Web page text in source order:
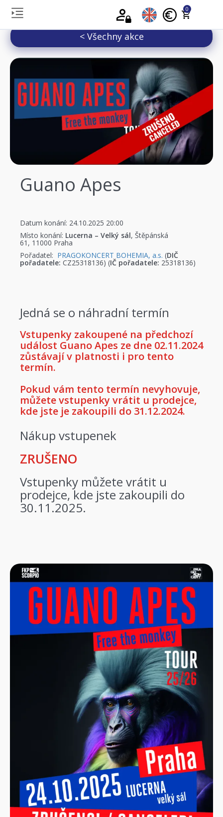
0
< Všechny akce
Guano Apes
Datum konání: 24.10.2025 20:00
Místo konání: Lucerna – Velký sál, Štěpánská
61, 11000 Praha
Pořadatel: PRAGOKONCERT BOHEMIA, a.s. (DIČ
pořadatele: CZ25318136) (IČ pořadatele: 25318136)
Jedná se o náhradní termín
Vstupenky zakoupené na předchozí
událost Guano Apes ze dne 02.11.2024
zůstávají v platnosti i pro tento
termín.
Pokud vám tento termín nevyhovuje,
můžete vstupenky vrátit u prodejce,
kde jste je zakoupili do 31.12.2024.
Nákup vstupenek
ZRUŠENO
Vstupenky můžete vrátit u
prodejce, kde jste zakoupili do
30.11.2025.